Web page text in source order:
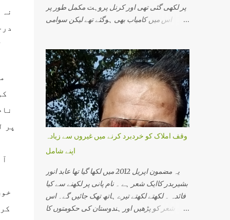
پر
پر لکھی گئی تھی اور کرنل پروہت مکمل طور پر
اس میں کامیاب بھی ہوگئے تھے لیکن سوامی
دہشت گردی کی ایک نئی کہانی سامنے آئی۔اس
میں وہ تمام لوگ شامل تھے جو ہندوستانی سماج
ایک مذہبی گرو، ایک محافظ اور ایک اپدیشک کے
طور پرجانے جاتے تھے۔ اس میں پرگیہ سنگھ ٹھاکر،
کرنل پروہت، سوامی اسیمانند اور آر ایس ایس
سے وابستہ کئی سینئر پرچارک شامل تھے۔
ہندوستانی انتظامی اور سیکورٹی مشنری کی
سب سے افسوسناک بات یہ ہے کہ وہ کسی ہندو
کو دہشت گرد تسلیم نہیں کرتی۔ ان کے خیال میں
دہشت گردی کے واقعات صرف مسلم نوجوان ہی
انجام دیتے ہیں۔ ورنہ کیا وجہ ہے کہ ہر چھوٹی
بڑی بات پر نظر رکھنے والی خفیہ ایجنسی کو
دھماکے کے بارے میں کچھ معلوم نہیں ہوتایا وہ
وقف املاک کو خردبرد کرنے میں غیروں سے زیادہ
اپنے شامل
یہ مضمون اپریل 2012 میں لکھا گیا تھا عابد انور
بشیربدر کاایک شعر ہے ۔ نام پانی پر لکھنے سے کیا
فائدہ ۔ لکھتے لکھتے تیرے ہاتھ تھک جائیں گے۔ اس
شعر کو پڑھیں اور ہندوستان کی حکومتوں کا